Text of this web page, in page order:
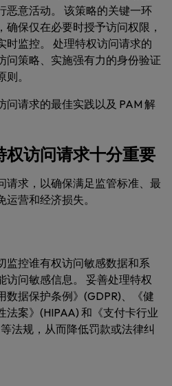
恶意活动。 该策略的关键一环
保仅在必要时授予访问权限，
时监控。 处理特权访问请求的
问策略、实施强有力的身份验证
。
问请求的最佳实践以及 PAM 解
权访问请求十分重要
请求，以确保满足监管标准、最
营和经济损失。
监控谁有权访问敏感数据和系
访问敏感信息。 妥善处理特权
数据保护条例》(GDPR)、《健
法案》(HIPAA) 和《支付卡行业
法规，从而降低罚款或法律纠